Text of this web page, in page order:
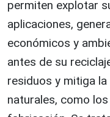
permiten explotar
aplicaciones,
económicos y
antes de su
residuos y mitiga
naturales, como